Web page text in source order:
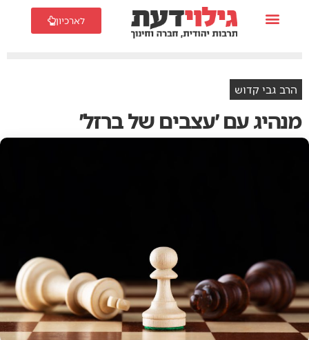
לארכיון
הרב גבי קדוש
מנהיג עם ׳עצבים של ברזל׳